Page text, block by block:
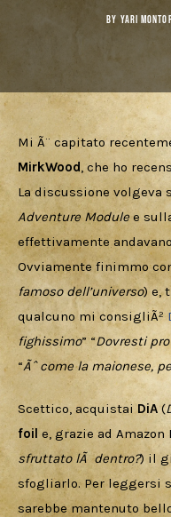
Libri e fumetti
Cercatori
Download
BY YARI
Mi Ã¨ capitato
MirkWood, che ho
La discussione volgeva
Adventure Module e
effettivamente
Ovviamente finimmo
famoso dell’universo) e,
qualcuno mi consigliÃ²
fighissimo” “Dovresti
“Ãˆ come la maionese,
Scettico, acquistai DiA (
foil e, grazie ad Amazon
sfruttato lÃ  dentro?) il
sfogliarlo. Per leggersi
sarebbe mantenuto